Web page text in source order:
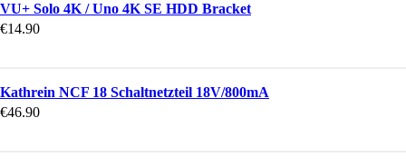
VU+ Solo 4K / Uno 4K SE HDD Bracket
€14.90
Kathrein NCF 18 Schaltnetzteil 18V/800mA
€46.90